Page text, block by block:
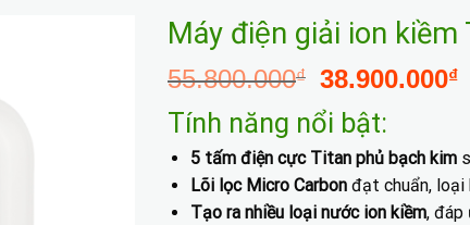
Máy điện giải ion kiềm
55.800.000₫
Giá
gốc
là:
55.800.000₫.
38.900.000₫
Tính năng nổi bật:
5 tấm điện cực Titan phủ bạch kim
Lõi lọc Micro Carbonđạt chuẩn, loại
Tạo ra nhiều loại nước ion kiềm, đáp